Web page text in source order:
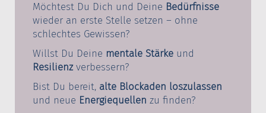
Möchtest Du Dich und Deine Bedürfnisse
wieder an erste Stelle setzen – ohne
schlechtes Gewissen?
Willst Du Deine mentale Stärke und
Resilienz verbessern?
Bist Du bereit, alte Blockaden loszulassen
und neue Energiequellen zu finden?